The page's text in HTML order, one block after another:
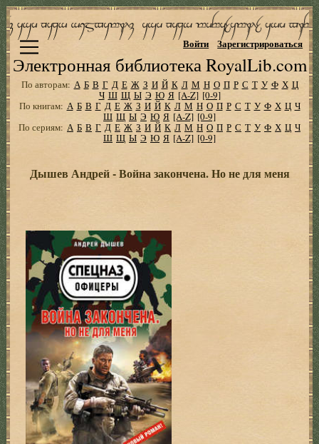
Электронная библиотека RoyalLib.com
Войти Зарегистрироваться
По авторам: А Б В Г Д Е Ж З И Й К Л М Н О П Р С Т У Ф Х Ц
Ч Ш Щ Ы Э Ю Я [A-Z] [0-9]
По книгам: А Б В Г Д Е Ж З И Й К Л М Н О П Р С Т У Ф Х Ц Ч
Ш Щ Ы Э Ю Я [A-Z] [0-9]
По сериям: А Б В Г Д Е Ж З И Й К Л М Н О П Р С Т У Ф Х Ц Ч
Ш Щ Ы Э Ю Я [A-Z] [0-9]
Дышев Андрей - Война закончена. Но не для меня